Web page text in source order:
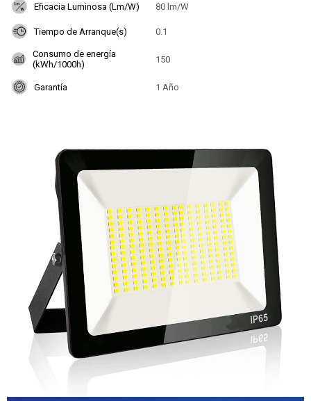
Eficacia Luminosa (Lm/W) 80 lm/W
Tiempo de Arranque(s) 0.1
Consumo de energía
(kWh/1000h)
150
Garantía 1 Año